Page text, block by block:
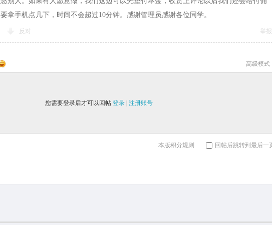
拿手机点几下，时间不会超过10分钟。感谢管理员感谢各位同学。
反对 举报
高级模式
您需要登录后才可以回帖 登录| 注册账号
本版积分规则 回帖后跳转到最后一